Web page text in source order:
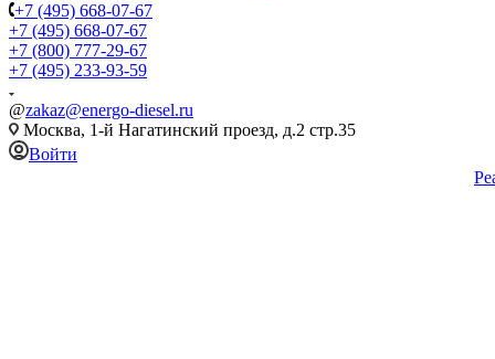
+7 (495) 668-07-67
+7 (495) 668-07-67
+7 (800) 777-29-67
+7 (495) 233-93-59
@zakaz@energo-diesel.ru
Москва, 1-й Нагатинский проезд, д.2 стр.35
Войти